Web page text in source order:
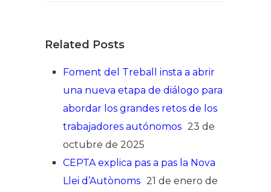
Related Posts
Foment del Treball insta a abrir
una nueva etapa de diálogo para
abordar los grandes retos de los
trabajadores autónomos 23 de
octubre de 2025
CEPTA explica pas a pas la Nova
Llei d’Autònoms 21 de enero de